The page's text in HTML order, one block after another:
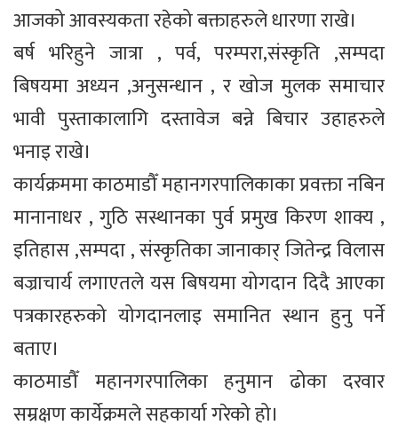
आजको आवस्यकता रहेको बक्ताहरुले धारणा राखे।
बर्ष भरिहुने जात्रा , पर्व, परम्परा,संस्कृति ,सम्पदा
बिषयमा अध्यन ,अनुसन्धान , र खोज मुलक समाचार
भावी पुस्ताकालागि दस्तावेज बन्ने बिचार उहाहरुले
भनाइ राखे।
कार्यक्रममा काठमाडौँ महानगरपालिकाका प्रवक्ता नबिन
मानानाधर , गुठि सस्थानका पुर्व प्रमुख किरण शाक्य ,
इतिहास ,सम्पदा , संस्कृतिका जानाकार् जितेन्द्र विलास
बज्राचार्य लगाएतले यस बिषयमा योगदान दिदै आएका
पत्रकारहरुको योगदानलाइ समानित स्थान हुनु पर्ने
बताए।
काठमाडौँ महानगरपालिका हनुमान ढोका दरवार
सम्रक्षण कार्येक्रमले सहकार्या गरेको हो।